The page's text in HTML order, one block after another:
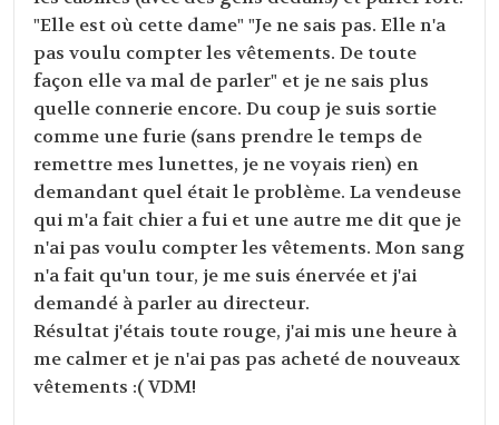
"Elle est où cette dame" "Je ne sais pas. Elle n'a
pas voulu compter les vêtements. De toute
façon elle va mal de parler" et je ne sais plus
quelle connerie encore. Du coup je suis sortie
comme une furie (sans prendre le temps de
remettre mes lunettes, je ne voyais rien) en
demandant quel était le problème. La vendeuse
qui m'a fait chier a fui et une autre me dit que je
n'ai pas voulu compter les vêtements. Mon sang
n'a fait qu'un tour, je me suis énervée et j'ai
demandé à parler au directeur.
Résultat j'étais toute rouge, j'ai mis une heure à
me calmer et je n'ai pas pas acheté de nouveaux
vêtements :( VDM!